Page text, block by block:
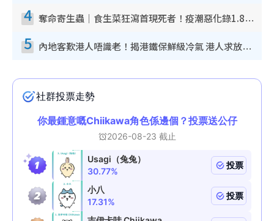
4 奪命寄生蟲｜食生菜狂瀉首現死者！疫潮惡化錄1.8萬宗病例 揭洗菜3大謬誤
5 內地客歎港人唔識老！揭港鐵保鮮級冷氣 港人求放過：咪投訴